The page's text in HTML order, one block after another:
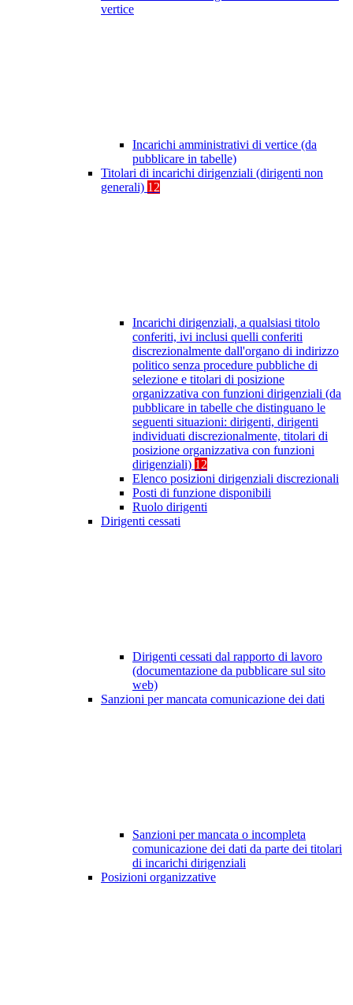
vertice
Incarichi amministrativi di vertice (da
pubblicare in tabelle)
Titolari di incarichi dirigenziali (dirigenti non
generali) 12
Incarichi dirigenziali, a qualsiasi titolo
conferiti, ivi inclusi quelli conferiti
discrezionalmente dall'organo di indirizzo
politico senza procedure pubbliche di
selezione e titolari di posizione
organizzativa con funzioni dirigenziali (da
pubblicare in tabelle che distinguano le
seguenti situazioni: dirigenti, dirigenti
individuati discrezionalmente, titolari di
posizione organizzativa con funzioni
dirigenziali) 12
Elenco posizioni dirigenziali discrezionali
Posti di funzione disponibili
Ruolo dirigenti
Dirigenti cessati
Dirigenti cessati dal rapporto di lavoro
(documentazione da pubblicare sul sito
web)
Sanzioni per mancata comunicazione dei dati
Sanzioni per mancata o incompleta
comunicazione dei dati da parte dei titolari
di incarichi dirigenziali
Posizioni organizzative